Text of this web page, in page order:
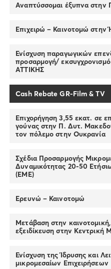
Αναπτύσσομαι έξυπνα στην
Επιχειρώ – Καινοτομώ στην
Ενίσχυση παραγωγικών
προσαρμογή/
ΑΤΤΙΚΗΣ
Cash Rebate GR-Film & TV
Επιχορήγηση 3,55 εκατ. σε
γούνας στην Π. Δυτ.
τον πόλεμο στην Ουκρανία
Σχέδια Προσαρμογής
Δυναμικότητας 20-50
(EME)
Ερευνώ – Καινοτομώ
Μετάβαση στην
εξειδίκευση στην Κεντρική
Ενίσχυση της Ίδρυσης και
μικρομεσαίων Επιχειρήσεων